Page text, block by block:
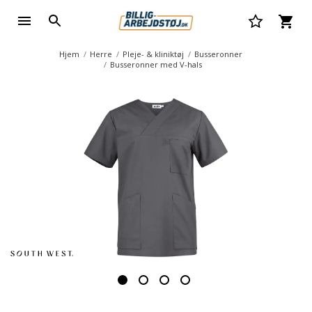
Hjem Herre Pleje- & kliniktøj
Busseronner
Busseronner med V-hals